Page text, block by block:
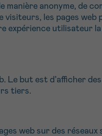
anonyme, de
les pages web
expérience utilisateur la
Le but est d’afficher
tiers.
web sur des réseaux